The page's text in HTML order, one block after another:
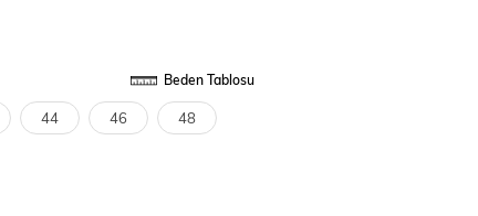
Beden Tablosu
44 46 48